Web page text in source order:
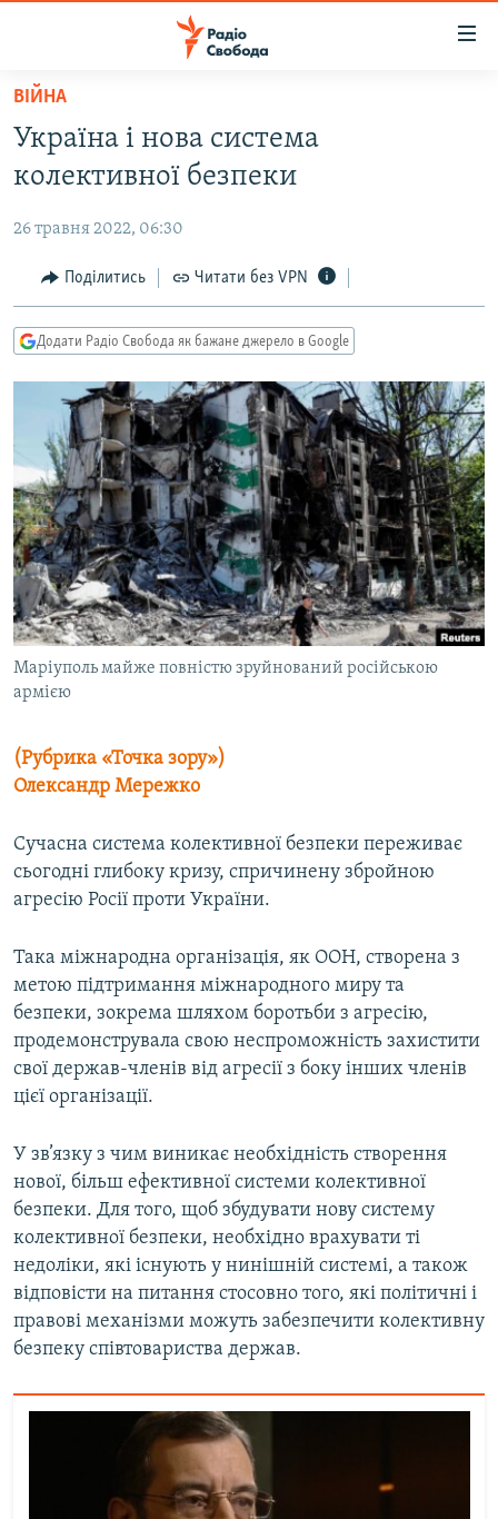
Перейти
основного
матеріалу
до
навігації
Перейти
до
ВСЕ ЗА ДОБУ
ПОЛІТИКА
ЕКОНОМІКА
КУЛЬТУРА
СПОРТ
УКРАЇНА
СВІТ
ВІЙНА
РОСІЙСЬКА «ФІЛЬТРАЦІЯ»
КРИМ.РЕАЛІЇ
ТИ ЯК?
СХЕМИ
КИТАЙ.ВИКЛИКИ
МУЛЬТИМЕДІА
ФОТО
СПЕЦПРОЄКТИ
ПОДКАСТИ
КРИМ РЕАЛІЇ
УКР
ДОЛУЧАЙСЯ!
Усі сайти RFE/RL
ВІЙНА
Україна і нова система
колективної безпеки
26 травня 2022, 06:30
Поділитись Читати без VPN
Додати Радіо Свобода як бажане джерело в Google
Маріуполь майже повністю зруйнований російською
армією
(Рубрика «Точка зору»)
Олександр Мережко
Сучасна система колективної безпеки переживає
сьогодні глибоку кризу, спричинену збройною
агресію Росії проти України.
Така міжнародна організація, як ООН, створена з
метою підтримання міжнародного миру та
безпеки, зокрема шляхом боротьби з агресію,
продемонструвала свою неспроможність захистити
свої держав-членів від агресії з боку інших членів
цієї організації.
У зв’язку з чим виникає необхідність створення
нової, більш ефективної системи колективної
безпеки. Для того, щоб збудувати нову систему
колективної безпеки, необхідно врахувати ті
недоліки, які існують у нинішній системі, а також
відповісти на питання стосовно того, які політичні і
правові механізми можуть забезпечити колективну
безпеку співтовариства держав.